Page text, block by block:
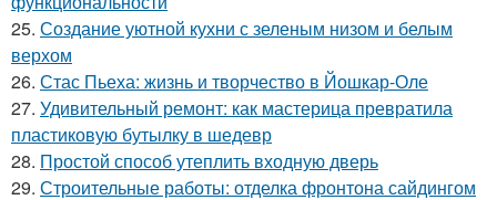
25. Создание уютной кухни с зеленым низом и белым
верхом
26. Стас Пьеха: жизнь и творчество в Йошкар-Оле
27. Удивительный ремонт: как мастерица превратила
пластиковую бутылку в шедевр
28. Простой способ утеплить входную дверь
29. Строительные работы: отделка фронтона сайдингом